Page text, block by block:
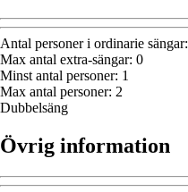
Antal personer i ordinarie sängar:
Max antal extra-sängar: 0
Minst antal personer: 1
Max antal personer: 2
Dubbelsäng
Övrig information